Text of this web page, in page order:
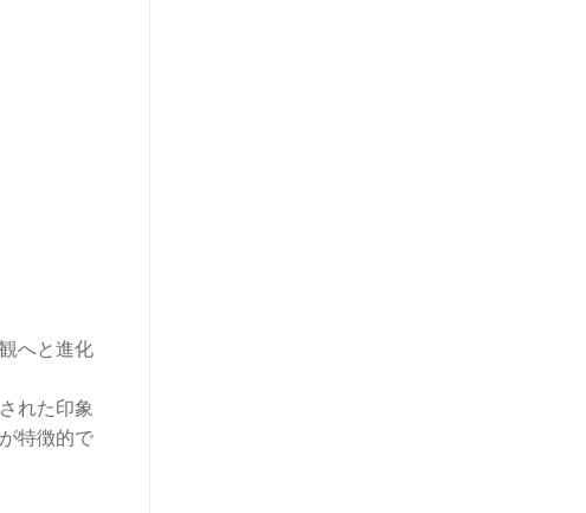
へと進化
れた印象
特徴的で